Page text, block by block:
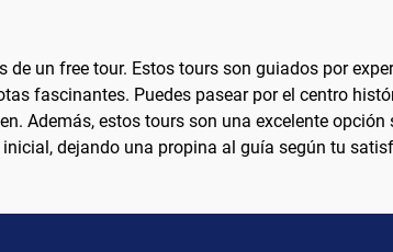
de un free tour. Estos tours son guiados por
fascinantes. Puedes pasear por el centro
Además, estos tours son una excelente
dejando una propina al guía según tu